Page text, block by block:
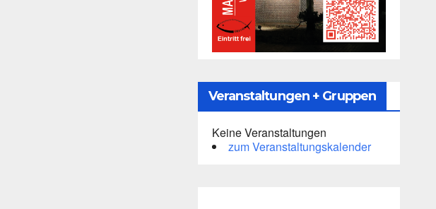
Veranstaltungen + Gruppen
Keine Veranstaltungen
zum Veranstaltungskalender